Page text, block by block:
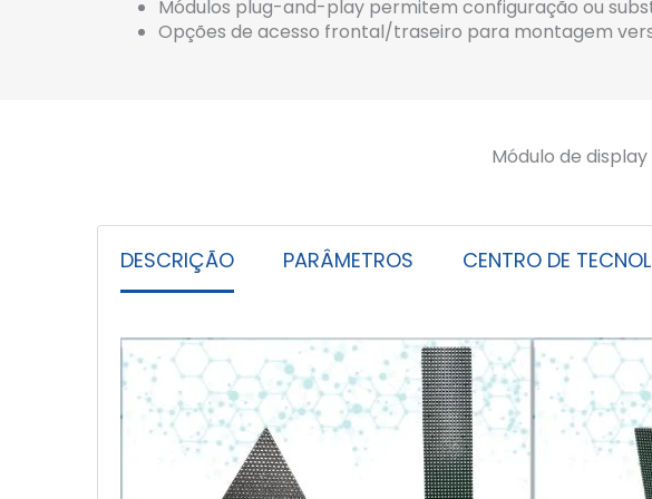
Módulos plug-and-play permitem configuração ou
Opções de acesso frontal/traseiro para montagem
Módulo de
DESCRIÇÃO PARÂMETROS CENTRO DE